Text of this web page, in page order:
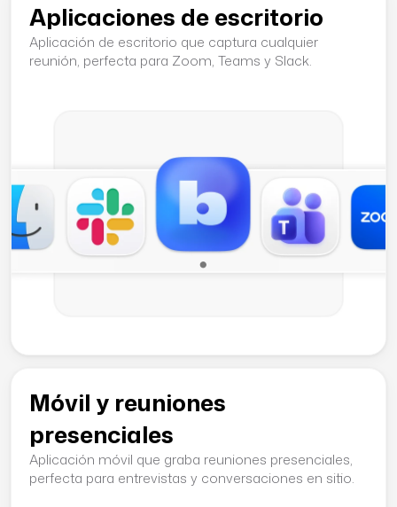
Aplicaciones de escritorio
Aplicación de escritorio que captura cualquier
reunión, perfecta para Zoom, Teams y Slack.
Móvil y reuniones
presenciales
Aplicación móvil que graba reuniones presenciales,
perfecta para entrevistas y conversaciones en sitio.